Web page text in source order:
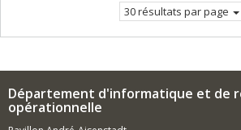
30 résultats par page
Département d'informatique et de
opérationnelle